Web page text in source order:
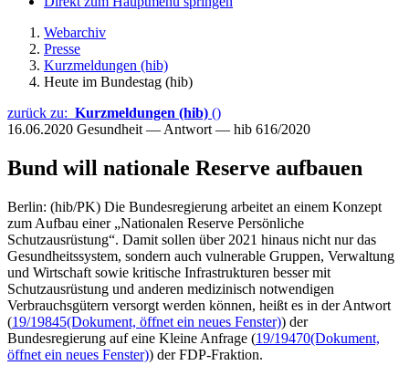
Webarchiv
Presse
Kurzmeldungen (hib)
Heute im Bundestag (hib)
zurück zu: Kurzmeldungen (hib) ()
16.06.2020 Gesundheit — Antwort — hib 616/2020
Bund will nationale Reserve aufbauen
Berlin: (hib/PK) Die Bundesregierung arbeitet an einem Konzept
zum Aufbau einer „Nationalen Reserve Persönliche
Schutzausrüstung“. Damit sollen über 2021 hinaus nicht nur das
Gesundheitssystem, sondern auch vulnerable Gruppen, Verwaltung
und Wirtschaft sowie kritische Infrastrukturen besser mit
Schutzausrüstung und anderen medizinisch notwendigen
Verbrauchsgütern versorgt werden können, heißt es in der Antwort
(19/19845(Dokument, öffnet ein neues Fenster)) der
Bundesregierung auf eine Kleine Anfrage (19/19470(Dokument,
öffnet ein neues Fenster)) der FDP-Fraktion.